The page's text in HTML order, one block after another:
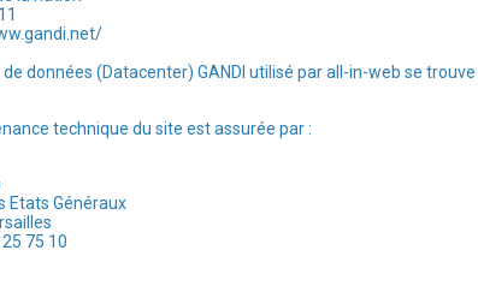
de données (Datacenter) GANDI utilisé par all-in-web se trouve
technique du site est assurée par :
Etats Généraux
75 10